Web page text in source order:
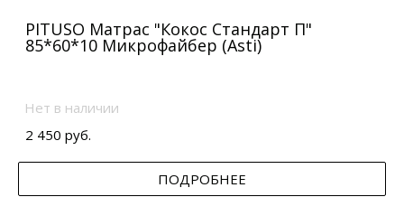
PITUSO Матрас "Кокос Стандарт П"
85*60*10 Микрофайбер (Asti)
Нет в наличии
2 450 руб.
ПОДРОБНЕЕ